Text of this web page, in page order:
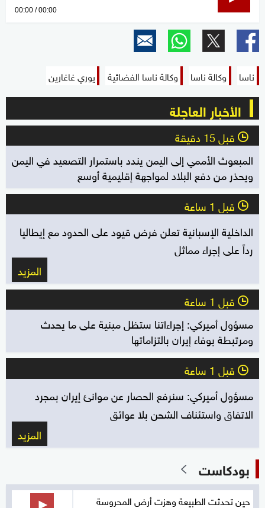
0
00:00 00:00
ناسا وكالة ناسا وكالة ناسا الفضائية يوري غاغارين
الأخبار العاجلة
l قبل 15 دقيقة
المبعوث الأممي إلى اليمن يندد باستمرار التصعيد في اليمن
ويحذر من دفع البلاد لمواجهة إقليمية أوسع
l قبل 1 ساعة
الداخلية الإسبانية تعلن فرض قيود على الحدود مع إيطاليا
رداً على إجراء مماثل
المزيد
l قبل 1 ساعة
مسؤول أميركي: إجراءاتنا ستظل مبنية على ما يحدث
ومرتبطة بوفاء إيران بالتزاماتها
l قبل 1 ساعة
مسؤول أميركي: سنرفع الحصار عن موانئ إيران بمجرد
الاتفاق واستئناف الشحن بلا عوائق
المزيد
بودكاست
حين تحدثت الطبيعة وهزت أرض المحروسة